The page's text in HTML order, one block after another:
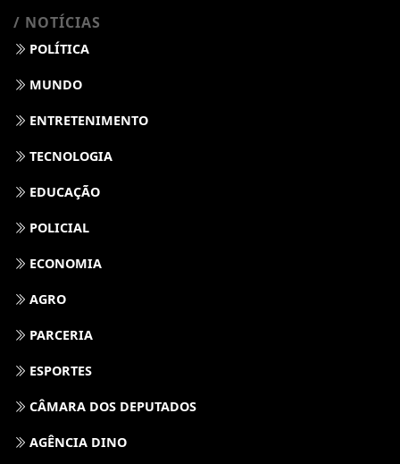
/ NOTÍCIAS
POLÍTICA
MUNDO
ENTRETENIMENTO
TECNOLOGIA
EDUCAÇÃO
POLICIAL
ECONOMIA
AGRO
PARCERIA
ESPORTES
CÂMARA DOS DEPUTADOS
AGÊNCIA DINO